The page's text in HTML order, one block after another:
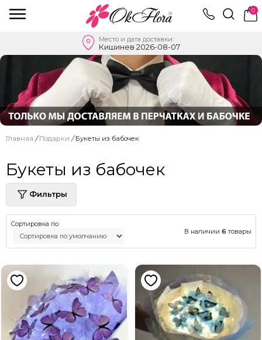
0
Место и дата доставки:
Кишинев 2026-08-07
Главная / Подарки / Букеты из бабочек
Букеты из бабочек
Фильтры
Сортировка по
В наличии 6 товары